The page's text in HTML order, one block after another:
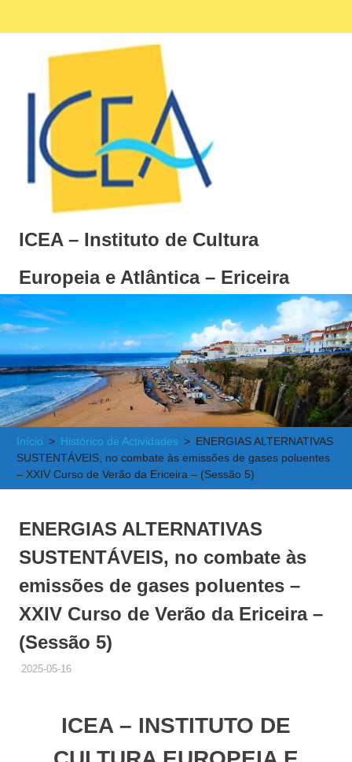
ICEA – Instituto de Cultura
Europeia e Atlântica – Ericeira
Instituto
de
Cultura
Europeia
e
Atlântica
Início Histórico de Actividades
ENERGIAS ALTERNATIVAS
SUSTENTÁVEIS, no combate às emissões de gases poluentes
– XXIV Curso de Verão da Ericeira – (Sessão 5)
ENERGIAS ALTERNATIVAS
SUSTENTÁVEIS, no combate às
emissões de gases poluentes –
XXIV Curso de Verão da Ericeira –
(Sessão 5)
2025-05-16ADMINISTRADOR
HISTÓRICO DE ACTIVIDADES
ICEA– INSTITUTO DE